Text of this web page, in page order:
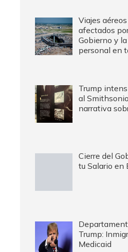
Viajes aéreos
afectados
Gobierno y
personal en
Trump
al
narrativa
Cierre del
tu Salario en
Trump:
Medicaid